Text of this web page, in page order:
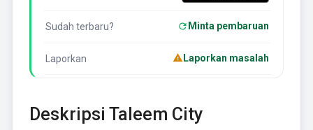
Sudah terbaru? Minta pembaruan
Laporkan Laporkan masalah
Deskripsi Taleem City